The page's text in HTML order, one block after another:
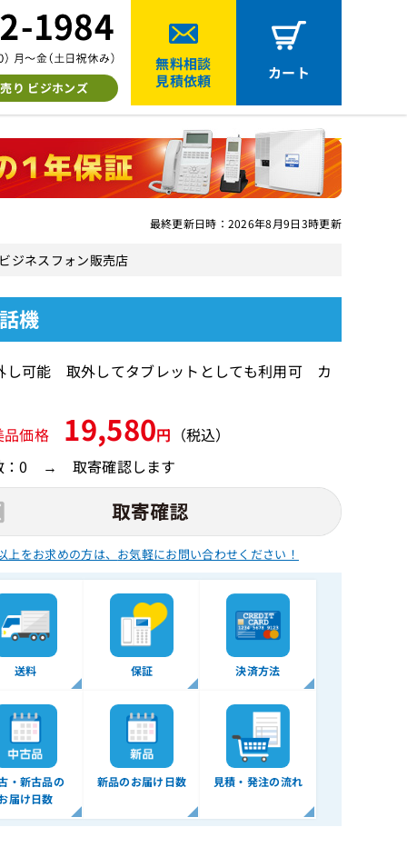
り ビジホンズ
無料相談
見積依頼
カート
最終更新日時：2026年8月9日3時更新
ジネスフォン販売店
機
可能 取外してタブレットとしても利用可 カ
品価格 19,580円 （税込）
：0 → 取寄確認します
上をお求めの方は、 お気軽にお問い合わせください！
送料 保証 決済方法
・新古品の
届け日数
新品のお届け日数 見積・発注の流れ